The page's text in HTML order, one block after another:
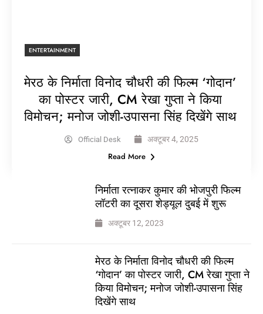
ENTERTAINMENT
मेरठ के निर्माता विनोद चौधरी की फिल्म ‘गोदान’
का पोस्टर जारी, CM रेखा गुप्ता ने किया
विमोचन; मनोज जोशी-उपासना सिंह दिखेंगे साथ
Official Desk अक्टूबर 4, 2025
Read More
निर्माता रत्नाकर कुमार की भोजपुरी फिल्म
लॉटरी का दूसरा शेड्यूल दुबई में शुरू
अक्टूबर 12, 2023
मेरठ के निर्माता विनोद चौधरी की फिल्म
‘गोदान’ का पोस्टर जारी, CM रेखा गुप्ता ने
किया विमोचन; मनोज जोशी-उपासना सिंह
दिखेंगे साथ